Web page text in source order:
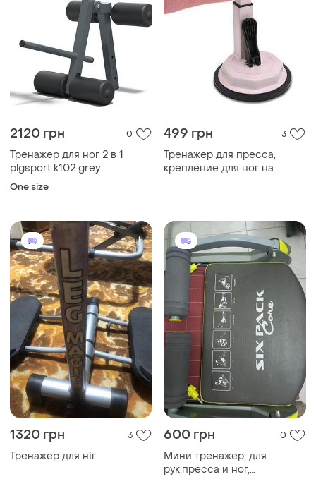
2120 грн 0
Тренажер для ног 2 в 1
plgsport k102 grey
One size
499 грн 3
Тренажер для пресса,
крепление для ног на
1320 грн 3
Тренажер для ніг
600 грн 0
Мини тренажер, для
рук,пресса и ног,